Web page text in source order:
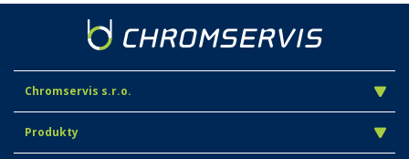
Chromservis s.r.o.
Produkty